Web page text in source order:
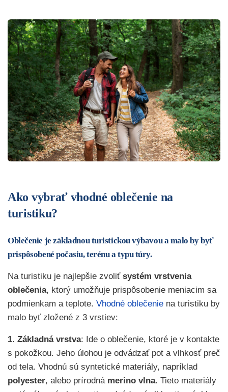
Ako vybrať vhodné oblečenie na
turistiku?
Oblečenie je základnou turistickou výbavou a malo by byť
prispôsobené počasiu, terénu a typu túry.
Na turistiku je najlepšie zvoliť systém vrstvenia
oblečenia, ktorý umožňuje prispôsobenie meniacim sa
podmienkam a teplote. Vhodné oblečenie na turistiku by
malo byť zložené z 3 vrstiev:
1. Základná vrstva: Ide o oblečenie, ktoré je v kontakte
s pokožkou. Jeho úlohou je odvádzať pot a vlhkosť preč
od tela. Vhodnú sú syntetické materiály, napríklad
polyester, alebo prírodná merino vlna. Tieto materiály